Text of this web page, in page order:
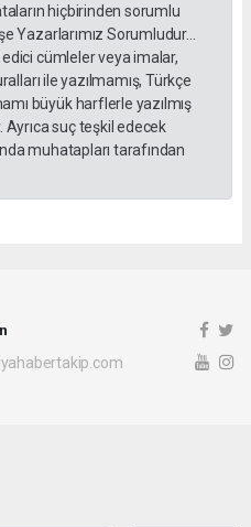
hiçbirinden sorumlu
Yazarlarımız Sorumludur...
cümleler veya imalar,
ile yazılmamış, Türkçe
büyük harflerle yazılmış
suç teşkil edecek
muhatapları tarafından